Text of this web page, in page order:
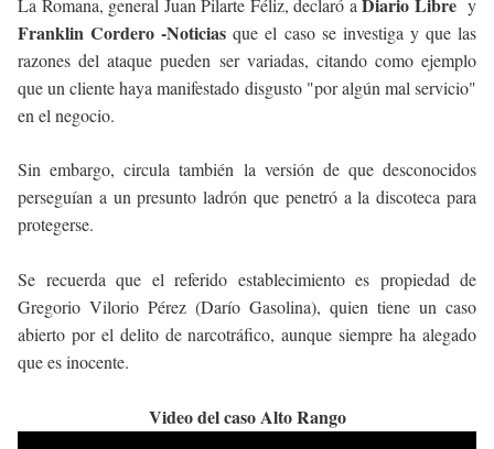
La Romana, general Juan Pilarte Féliz, declaró a
y
Franklin Cordero -Noticias que el caso se investiga y que las
razones del ataque pueden ser variadas, citando como ejemplo
que un cliente haya manifestado disgusto "por algún mal servicio"
en el negocio.
Sin embargo, circula también la versión de que desconocidos
perseguían a un presunto ladrón que penetró a la discoteca para
protegerse.
Se recuerda que el referido establecimiento es propiedad de
Gregorio Vilorio Pérez (Darío Gasolina), quien tiene un caso
abierto por el delito de narcotráfico, aunque siempre ha alegado
que es inocente.
Video del caso Alto Rango